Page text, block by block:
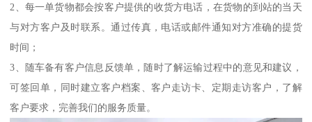
2、每一单货物都会按客户提供的收货方电话，在货物的到站的当天
与对方客户及时联系。通过传真，电话或邮件通知对方准确的提货
时间；
3、随车备有客户信息反馈单，随时了解运输过程中的意见和建议，
可签回单，同时建立客户档案、客户走访卡、定期走访客户，了解
客户要求，完善我们的服务质量。